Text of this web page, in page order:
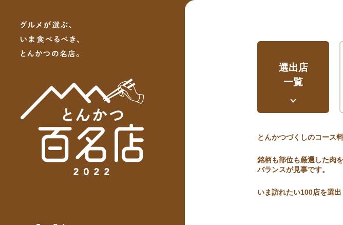
選出店
一覧
とんかつづくしのコース
銘柄も部位も厳選した肉
バランスが見事です。
いま訪れたい100店を選